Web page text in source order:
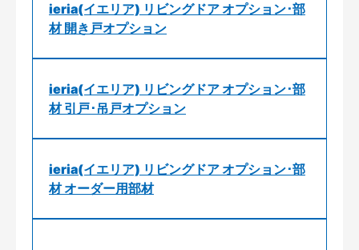
ieria(イエリア) リビングドア オプション･部
材 開き戸オプション
ieria(イエリア) リビングドア オプション･部
材 引戸･吊戸オプション
ieria(イエリア) リビングドア オプション･部
材 オーダー用部材